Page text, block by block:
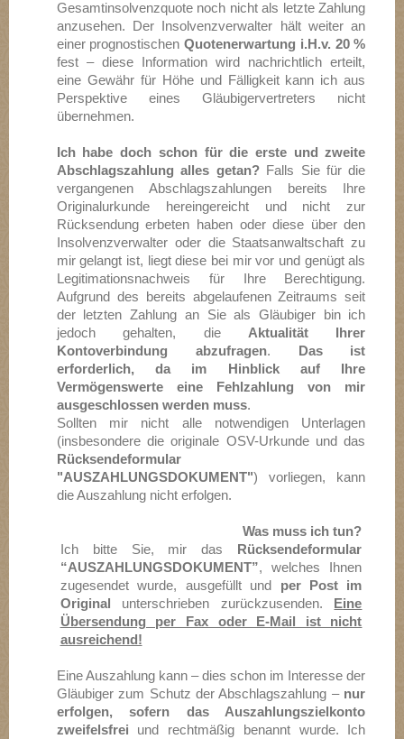
Gesamtinsolvenzquote noch nicht als letzte Zahlung
anzusehen. Der Insolvenzverwalter hält weiter an
einer prognostischenQuotenerwartung i.H.v. 20 %
fest – diese Information wird nachrichtlich erteilt,
eine Gewähr für Höhe und Fälligkeit kann ich aus
Perspektive eines Gläubigervertreters nicht
übernehmen.
Ich habe doch schon für die erste und zweite
Abschlagszahlung alles getan? Falls Sie für die
vergangenen Abschlagszahlungen bereits Ihre
Originalurkunde hereingereicht und nicht zur
Rücksendung erbeten haben oder diese über den
Insolvenzverwalter oder die Staatsanwaltschaft zu
mir gelangt ist, liegt diese bei mir vor und genügt als
Legitimationsnachweis für Ihre Berechtigung.
Aufgrund des bereits abgelaufenen Zeitraums seit
der letzten Zahlung an Sie als Gläubiger bin ich
jedoch gehalten, die Aktualität Ihrer
Kontoverbindung abzufragen.
Das ist
erforderlich, da im Hinblick auf Ihre
Vermögenswerte eine Fehlzahlung von mir
ausgeschlossen werden muss.
Sollten mir nicht alle notwendigen Unterlagen
(insbesondere die originale OSV-Urkunde und das
Rücksendeformular
"AUSZAHLUNGSDOKUMENT") vorliegen, kann
die Auszahlung nicht erfolgen.
Was muss ich tun?
Ich bitte Sie, mir das
Rücksendeformular
“AUSZAHLUNGSDOKUMENT”, welches Ihnen
zugesendet wurde, ausgefüllt und per Post im
Original
unterschrieben zurückzusenden.
Eine
Übersendung per Fax oder E-Mail ist nicht
ausreichend!
Eine Auszahlung kann – dies schon im Interesse der
Gläubiger zum Schutz der Abschlagszahlung – nur
erfolgen, sofern das Auszahlungszielkonto
zweifelsfrei und rechtmäßig benannt wurde. Ich